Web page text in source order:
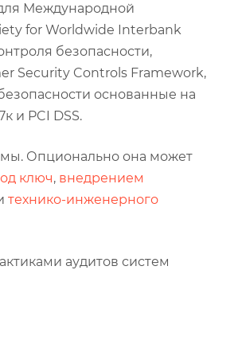
Международной
for Worldwide Interbank
безопасности,
Security Controls Framework,
основанные на
и PCI DSS.
Опционально она может
ключ, внедрением
технико-инженерного
аудитов систем